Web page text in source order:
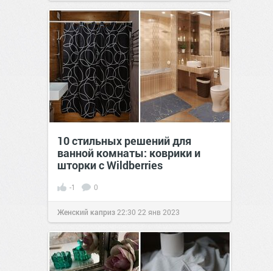
10 стильных решений для
ванной комнаты: коврики и
шторки с Wildberries
-1 0
Женский каприз 22:30 22 янв 2023